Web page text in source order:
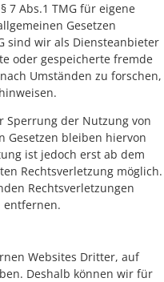
7 Abs.1 TMG für eigene
Gesetzen
sind wir als Diensteanbieter
oder gespeicherte fremde
Umständen zu forschen,
Sperrung der Nutzung von
Gesetzen bleiben hiervon
ist jedoch erst ab dem
Rechtsverletzung möglich.
Rechtsverletzungen
entfernen.
Websites Dritter, auf
Deshalb können wir für